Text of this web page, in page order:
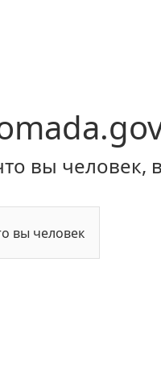
вы человек,
вы человек